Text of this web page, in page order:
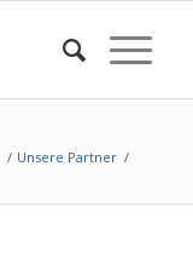
/ Unsere Partner /